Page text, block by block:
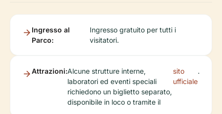
Ingresso al
Parco:
Ingresso gratuito per tutti i
visitatori.
Attrazioni:Alcune strutture interne,
laboratori ed eventi speciali
richiedono un biglietto separato,
disponibile in loco o tramite il
sito
ufficiale
.